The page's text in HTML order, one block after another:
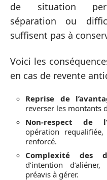
de situation
séparation ou
suffisent pas à
Voici les
en cas de revente
Reprise de
reverser les montants
Non-respect de
opération
renforcé.
Complexité des
d’intention
préavis à gérer.